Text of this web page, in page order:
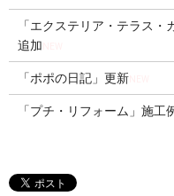
「エクステリア・テラス
追加
「ポポの日記」更新NEW
「プチ・リフォーム」施工